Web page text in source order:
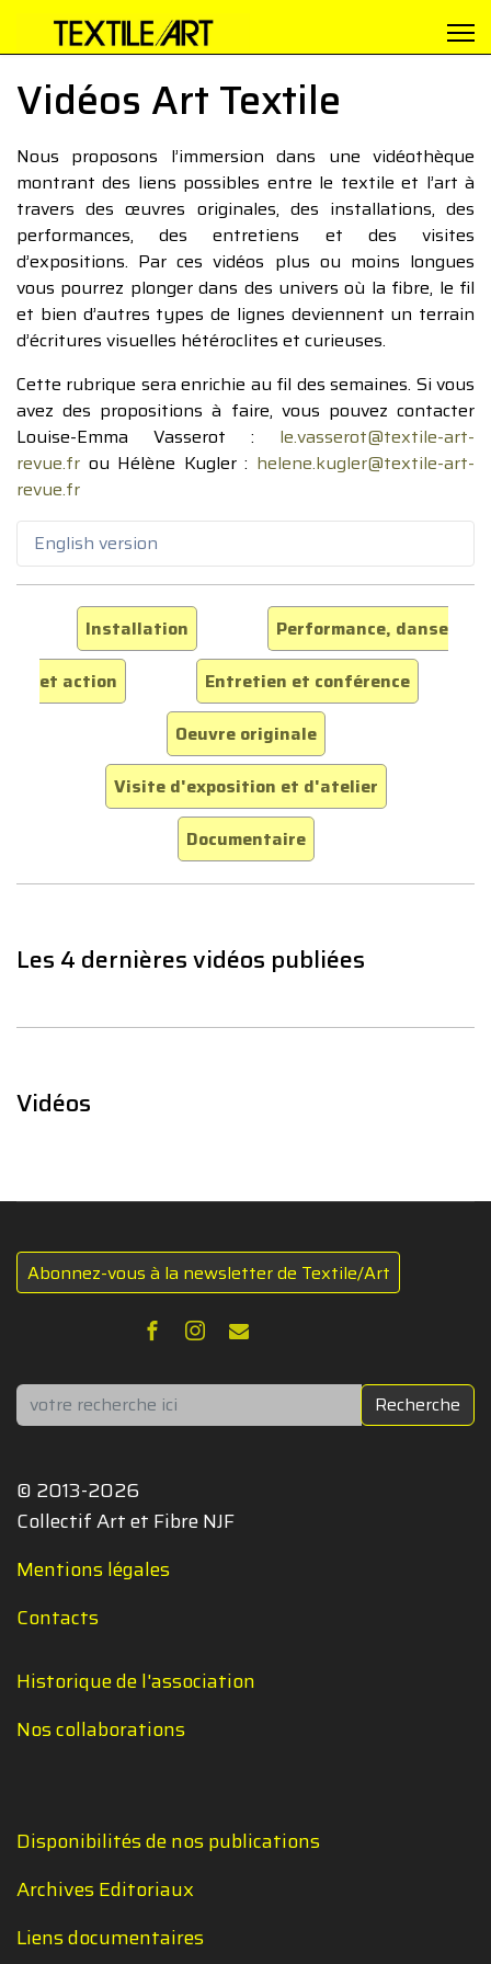
Vidéos Art Textile
Nous proposons l’immersion dans une vidéothèque
montrant des liens possibles entre le textile et l’art à
travers des œuvres originales, des installations, des
performances, des entretiens et des visites
d’expositions. Par ces vidéos plus ou moins longues
vous pourrez plonger dans des univers où la fibre, le fil
et bien d’autres types de lignes deviennent un terrain
d’écritures visuelles hétéroclites et curieuses.
Cette rubrique sera enrichie au fil des semaines. Si vous
avez des propositions à faire, vous pouvez contacter
Louise-Emma Vasserot : le.vasserot@textile-art-
revue.fr ou Hélène Kugler : helene.kugler@textile-art-
revue.fr
English version
Installation
Performance, danse
et action
Entretien et conférence
Oeuvre originale
Visite d'exposition et d'atelier
Documentaire
Les 4 dernières vidéos publiées
Vidéos
Abonnez-vous à la newsletter de Textile/Art
Rechercher Recherche
© 2013-2026
Collectif Art et Fibre NJF
Mentions légales
Contacts
Historique de l'association
Nos collaborations
Disponibilités de nos publications
Archives Editoriaux
Liens documentaires